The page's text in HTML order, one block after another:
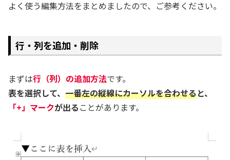
よく使う編集方法をまとめましたので、ご参考ください。
行・列を追加・削除
まずは行（列）の追加方法です。
表を選択して、 一番左の縦線にカーソルを合わせると、
「+」マークが出る ことがあります。